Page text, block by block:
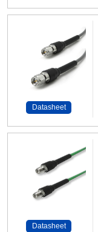
Datasheet
Datasheet